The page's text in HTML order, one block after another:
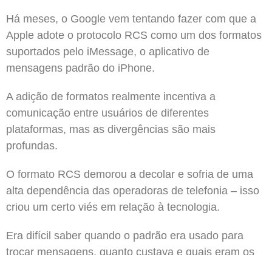
Há meses, o Google vem tentando fazer com que a
Apple adote o protocolo RCS como um dos formatos
suportados pelo iMessage, o aplicativo de
mensagens padrão do iPhone.
A adição de formatos realmente incentiva a
comunicação entre usuários de diferentes
plataformas, mas as divergências são mais
profundas.
O formato RCS demorou a decolar e sofria de uma
alta dependência das operadoras de telefonia – isso
criou um certo viés em relação à tecnologia.
Era difícil saber quando o padrão era usado para
trocar mensagens, quanto custava e quais eram os